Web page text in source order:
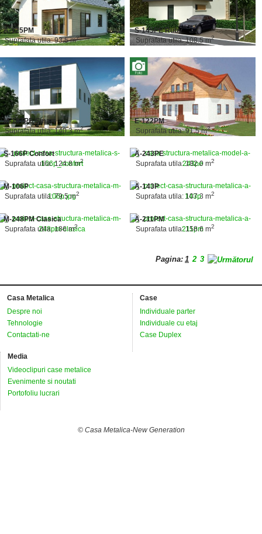
A-125PM
Suprafata utila: 93.5 m2
S-145PE Ruby
Suprafata utila: 108.5 m2
M-187PE Smart
Suprafata utila: 140.3 m2
E-122PM
Suprafata utila: 91.5 m2
S-166P Confort
Suprafata utila: 124.8 m2
A-243PE
Suprafata utila: 182.0 m2
M-106P
Suprafata utila: 79.5 m2
A-143P
Suprafata utila: 107.3 m2
M-248PM Clasica
Suprafata utila: 186 m2
A-211PM
Suprafata utila: 158.6 m2
Pagina: 1 2 3
Casa Metalica
Despre noi
Tehnologie
Contactati-ne
Case
Individuale parter
Individuale cu etaj
Case Duplex
Media
Videoclipuri case metalice
Evenimente si noutati
Portofoliu lucrari
© Casa Metalica-New Generation